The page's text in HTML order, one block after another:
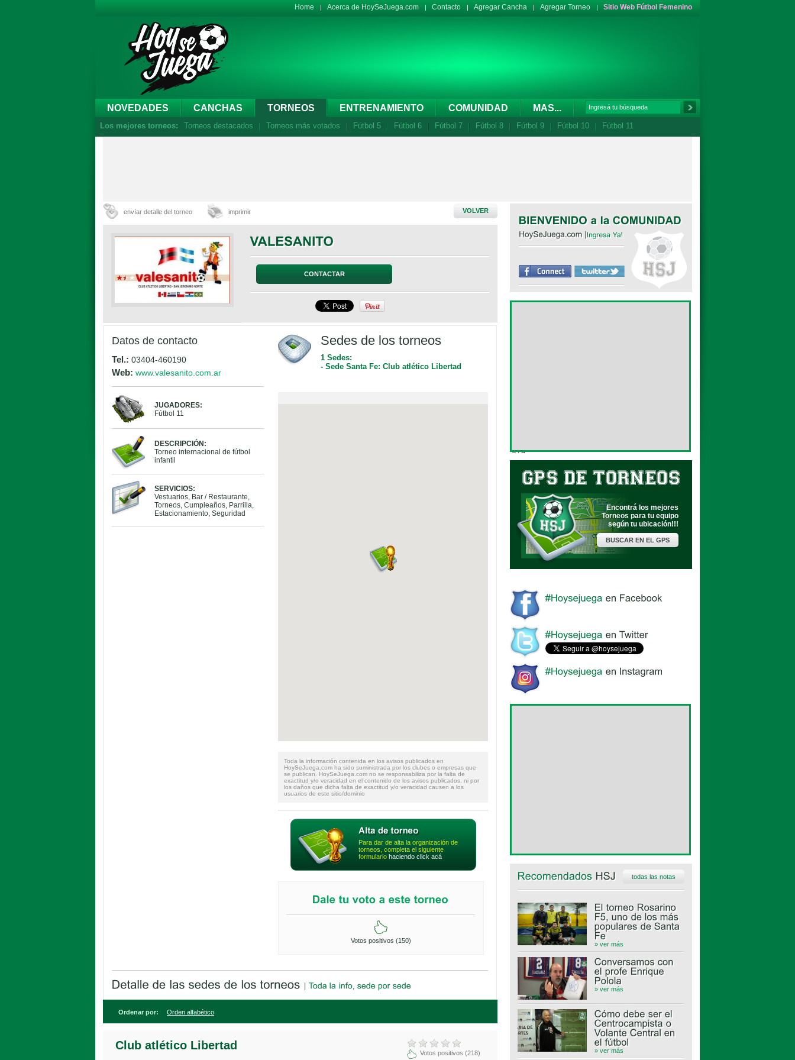
Home Acerca de HoySeJuega.com Contacto Agregar Cancha Agregar Torneo Sitio Web Fútbol Femenino
NOVEDADES CANCHAS TORNEOS ENTRENAMIENTO COMUNIDAD MAS...
Los mejores torneos: Torneos destacados Torneos más votados Fútbol 5 Fútbol 6 Fútbol 7 Fútbol 8 Fútbol 9 Fútbol 10 Fútbol 11
envíar detalle del torneo imprimir VOLVER
CONTACTAR
Datos de contacto
Tel.: 03404-460190
Web: www.valesanito.com.ar
JUGADORES:
Fútbol 11
DESCRIPCIÓN:
Torneo internacional de fútbol
infantil
SERVICIOS:
Vestuarios, Bar / Restaurante,
Torneos, Cumpleaños, Parrilla,
Estacionamiento, Seguridad
Sedes de los torneos
1 Sedes:
- Sede Santa Fe: Club atlético Libertad
Toda la información contenida en los avisos publicados en
HoySeJuega.com ha sido suministrada por los clubes o empresas que
se publican. HoySeJuega.com no se responsabiliza por la falta de
exactitud y/o veracidad en el contenido de los avisos publicados, ni por
los daños que dicha falta de exactitud y/o veracidad causen a los
usuarios de este sitio/dominio
Para dar de alta la organización de
torneos, completa el siguiente
formulario haciendo click acá
Votos positivos (150)
Ordenar por: Orden alfabético
Club atlético Libertad
Votos positivos (218)
Encontrá los mejores
Torneos para tu equipo
según tu ubicación!!!
BUSCAR EN EL GPS
todas las notas
» ver más
» ver más
» ver más